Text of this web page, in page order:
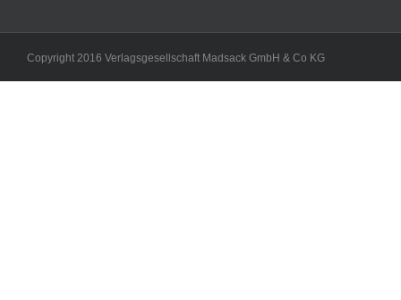
Copyright 2016 Verlagsgesellschaft Madsack GmbH & Co KG